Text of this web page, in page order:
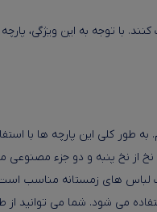
توجه به این ویژگی،
کلی این پارچه ها با
پنبه و دو جزء مصنوعی
لباس های زمستانه مناسب
می شود. شما می توانید